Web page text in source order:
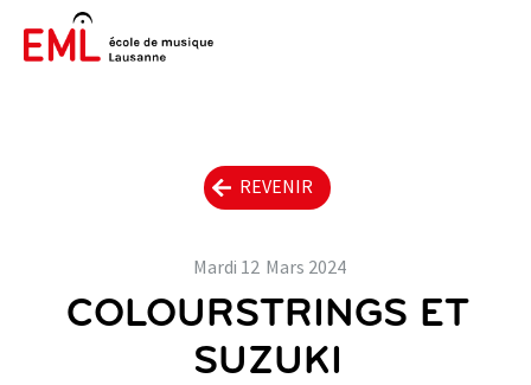
REVENIR
Mardi 12 Mars 2024
COLOURSTRINGS ET
SUZUKI